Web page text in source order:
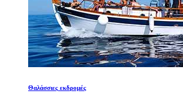
Θαλάσσιες εκδρομές